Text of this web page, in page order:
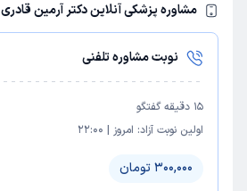
مشاوره پزشکی آنلاین دکتر آرمین قادری
نوبت مشاوره تلفنی
15 دقیقه گفتگو
اولین نوبت آزاد: امروز |
22:00
300,000 تومان